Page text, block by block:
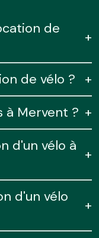
de
+
de vélo ?
+
à Mervent ? +
d'un vélo à
+
d'un vélo
+